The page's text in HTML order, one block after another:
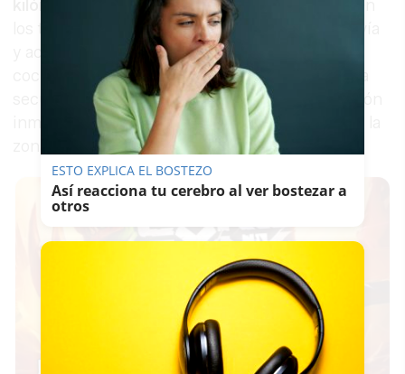
de esta carretera. Según trasladaron
los testigos, uno de los vehículos se salió de la vía
y acabó impactando frontalmente contra otro
coche, llegando además a ocupar la calzada. Esa
secuencia fue la que desencadenó la movilización
inmediata de los servicios de emergencia hasta la
zona del accidente.
ESTO EXPLICA EL BOSTEZO
Así reacciona tu cerebro al ver bostezar a
otros